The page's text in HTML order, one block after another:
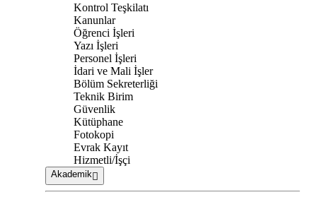
Kontrol Teşkilatı
Kanunlar
Öğrenci İşleri
Yazı İşleri
Personel İşleri
İdari ve Mali İşler
Bölüm Sekreterliği
Teknik Birim
Güvenlik
Kütüphane
Fotokopi
Evrak Kayıt
Hizmetli/İşçi
Akademik